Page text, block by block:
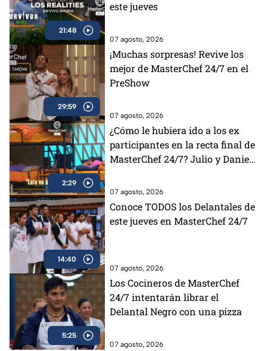
21:48
este jueves
07 agosto, 2026
29:59
¡Muchas sorpresas! Revive los
mejor de MasterChef 24/7 en el
PreShow
07 agosto, 2026
2:29
¿Cómo le hubiera ido a los ex
participantes en la recta final de
MasterChef 24/7? Julio y Daniela
07 agosto, 2026
14:40
Conoce TODOS los Delantales de
este jueves en MasterChef 24/7
07 agosto, 2026
5:25
Los Cocineros de MasterChef
24/7 intentarán librar el
Delantal Negro con una pizza
07 agosto, 2026